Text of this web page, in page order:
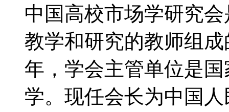
中国高校市场学研究
教学和研究的教师组
年，学会主管单位是
学。现任会长为中国